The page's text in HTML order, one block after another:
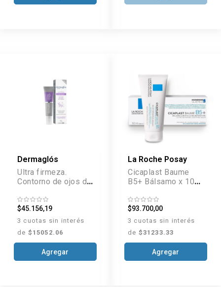
Dermaglós
Ultra firmeza.
Contorno de ojos día
$45.156,19
3 cuotas sin interés
de $15052.06
Agregar
La Roche Posay
Cicaplast Baume
B5+ Bálsamo x 100
$93.700,00
3 cuotas sin interés
de $31233.33
Agregar